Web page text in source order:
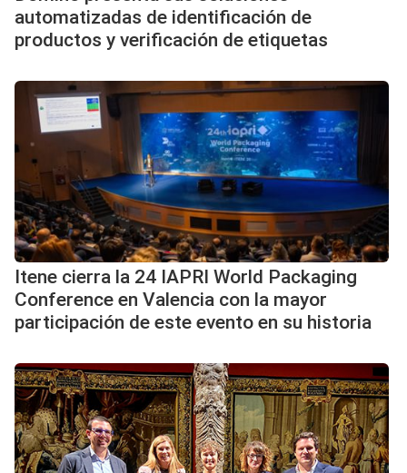
automatizadas de identificación de
productos y verificación de etiquetas
Itene cierra la 24 IAPRI World Packaging
Conference en Valencia con la mayor
participación de este evento en su historia